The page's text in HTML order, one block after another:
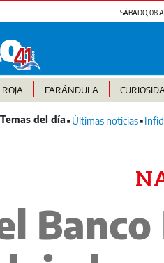
SÁBADO, 08
FARÁNDULA
Últimas noticias